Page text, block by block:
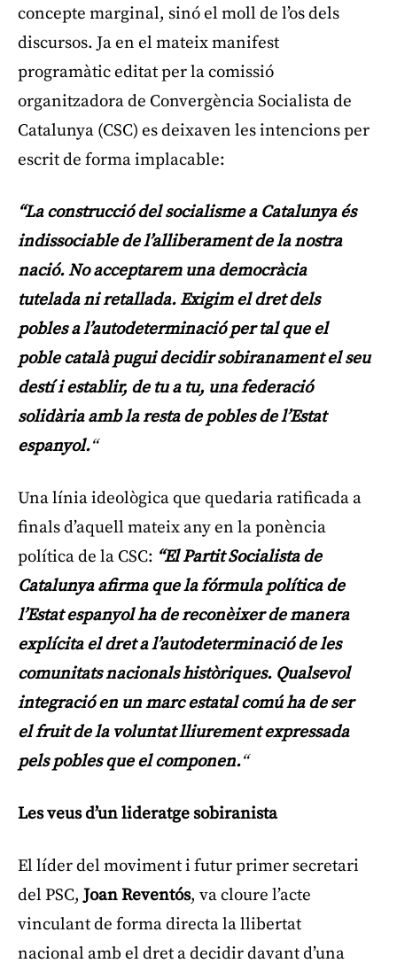
concepte marginal, sinó el moll de l’os dels
discursos. Ja en el mateix manifest
programàtic editat per la comissió
organitzadora de Convergència Socialista de
Catalunya (CSC) es deixaven les intencions per
escrit de forma implacable:
“La construcció del socialisme a Catalunya és
indissociable de l’alliberament de la nostra
nació. No acceptarem una democràcia
tutelada ni retallada. Exigim el dret dels
pobles a l’autodeterminació per tal que el
poble català pugui decidir sobiranament el seu
destí i establir, de tu a tu, una federació
solidària amb la resta de pobles de l’Estat
espanyol.“
Una línia ideològica que quedaria ratificada a
finals d’aquell mateix any en la ponència
política de la CSC: “El Partit Socialista de
Catalunya afirma que la fórmula política de
l’Estat espanyol ha de reconèixer de manera
explícita el dret a l’autodeterminació de les
comunitats nacionals històriques. Qualsevol
integració en un marc estatal comú ha de ser
el fruit de la voluntat lliurement expressada
pels pobles que el componen.“
Les veus d’un lideratge sobiranista
El líder del moviment i futur primer secretari
del PSC,Joan Reventós, va cloure l’acte
vinculant de forma directa la llibertat
nacional amb el dret a decidir davant d’una